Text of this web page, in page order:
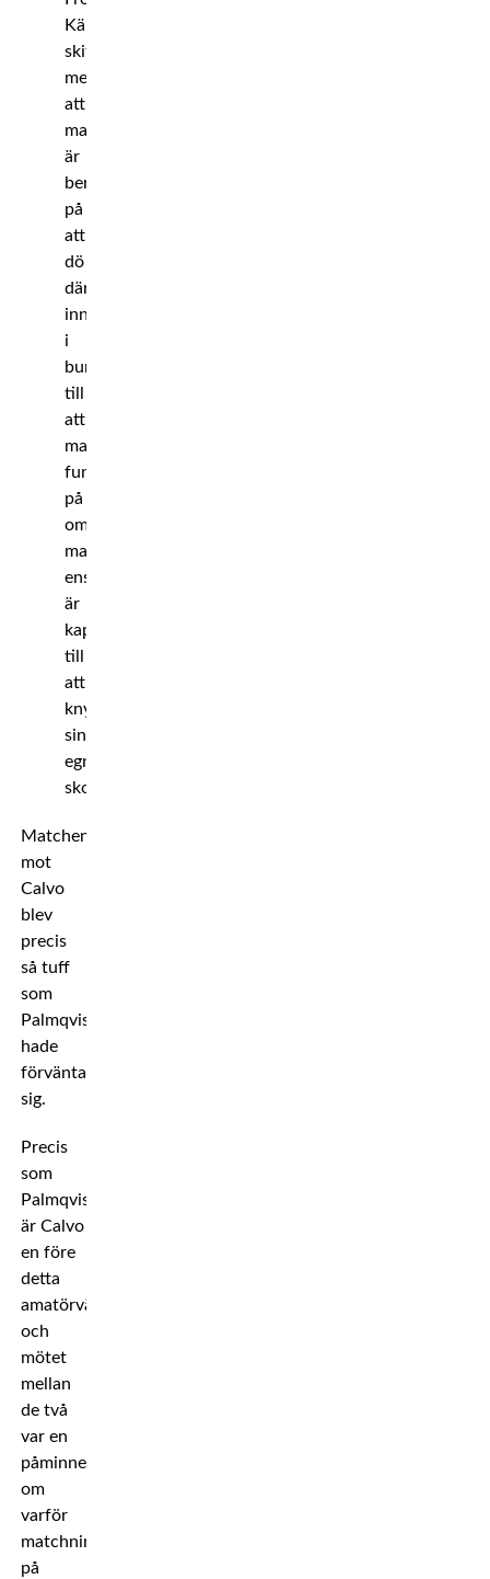
Känslorna
skiftar
mellan
att
man
är
beredd
på
att
dö
där
inne
i
buren,
till
att
man
funderar
på
om
man
ens
är
kapabel
till
att
knyta
sina
egna
skor.
Matchen
mot
Calvo
blev
precis
så tuff
som
Palmqvist
hade
förväntat
sig.
Precis
som
Palmqvist
är Calvo
en före
detta
amatörvärldsmästare,
och
mötet
mellan
de två
var en
påminnelse
om
varför
matchningar
på